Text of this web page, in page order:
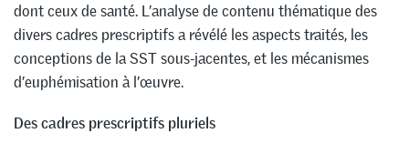
dont ceux de santé. L’analyse de contenu thématique des
divers cadres prescriptifs a révélé les aspects traités, les
conceptions de la SST sous-jacentes, et les mécanismes
d’euphémisation à l’œuvre.
Des cadres prescriptifs pluriels